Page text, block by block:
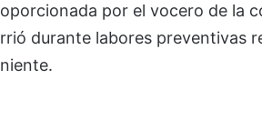
por el vocero de la
durante labores preventivas